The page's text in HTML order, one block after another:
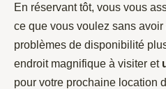
En réservant tôt, vous vous
ce que vous voulez sans
problèmes de disponibilité
endroit magnifique à visiter et
pour votre prochaine location